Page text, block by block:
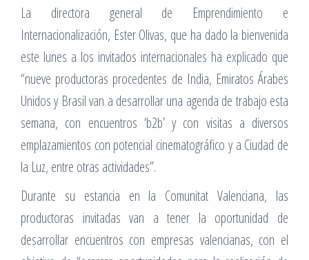
La directora general de Emprendimiento e
Internacionalización, Ester Olivas, que ha dado la bienvenida
este lunes a los invitados internacionales ha explicado que
“nueve productoras procedentes de India, Emiratos Árabes
Unidos y Brasil van a desarrollar una agenda de trabajo esta
semana, con encuentros ‘b2b’ y con visitas a diversos
emplazamientos con potencial cinematográfico y a Ciudad de
la Luz, entre otras actividades”.
Durante su estancia en la Comunitat Valenciana, las
productoras invitadas van a tener la oportunidad de
desarrollar encuentros con empresas valencianas, con el